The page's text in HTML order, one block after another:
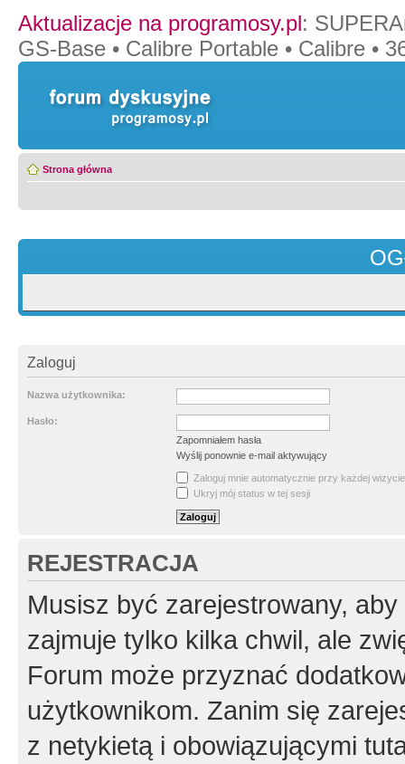
Aktualizacje na programosy.pl:
GS-Base • Calibre Portable • Calibre •
Strona główna
Zaloguj
Nazwa użytkownika:
Hasło:
Zapomniałem hasła
Wyślij ponownie e-mail aktywujący
Zaloguj mnie automatycznie przy każdej wizycie
Ukryj mój status w tej sesji
REJESTRACJA
Musisz być zarejestrowany,
zajmuje tylko kilka chwil, ale
Forum może przyznać
użytkownikom. Zanim się
z netykietą i obowiązującymi